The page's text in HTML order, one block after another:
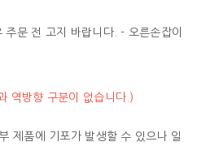
문 전 고지 바랍니다. - 오른손잡이
역방향 구분이 없습니다.)
제품에 기포가 발생할 수 있으나 일